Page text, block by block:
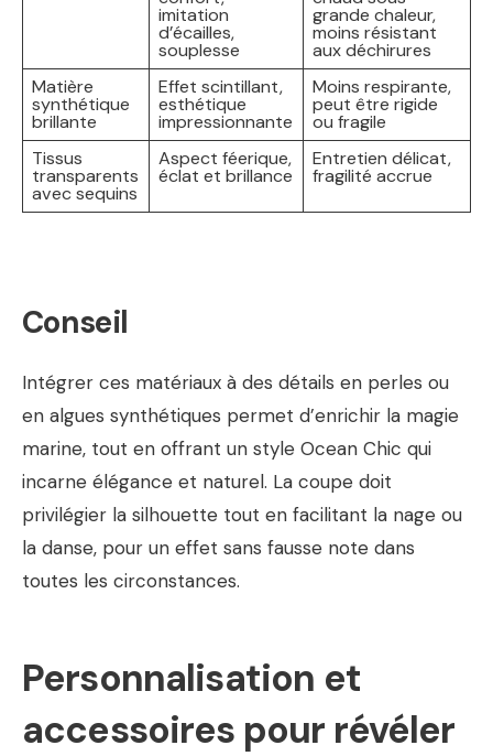
imitation
d’écailles,
souplesse
grande chaleur,
moins résistant
aux déchirures
Matière
synthétique
brillante
Effet scintillant,
esthétique
impressionnante
Moins respirante,
peut être rigide
ou fragile
Tissus
transparents
avec sequins
Aspect féerique,
éclat et brillance
Entretien délicat,
fragilité accrue
Conseil
Intégrer ces matériaux à des détails en perles ou
en algues synthétiques permet d’enrichir la magie
marine, tout en offrant un style Ocean Chic qui
incarne élégance et naturel. La coupe doit
privilégier la silhouette tout en facilitant la nage ou
la danse, pour un effet sans fausse note dans
toutes les circonstances.
Personnalisation et
accessoires pour révéler